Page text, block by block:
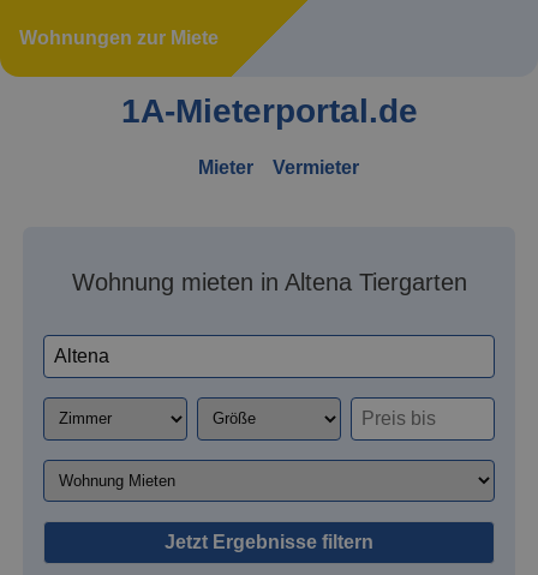
Wohnungen zur Miete
1A-Mieterportal.de
Mieter Vermieter
Wohnung mieten in Altena Tiergarten
Jetzt Ergebnisse filtern